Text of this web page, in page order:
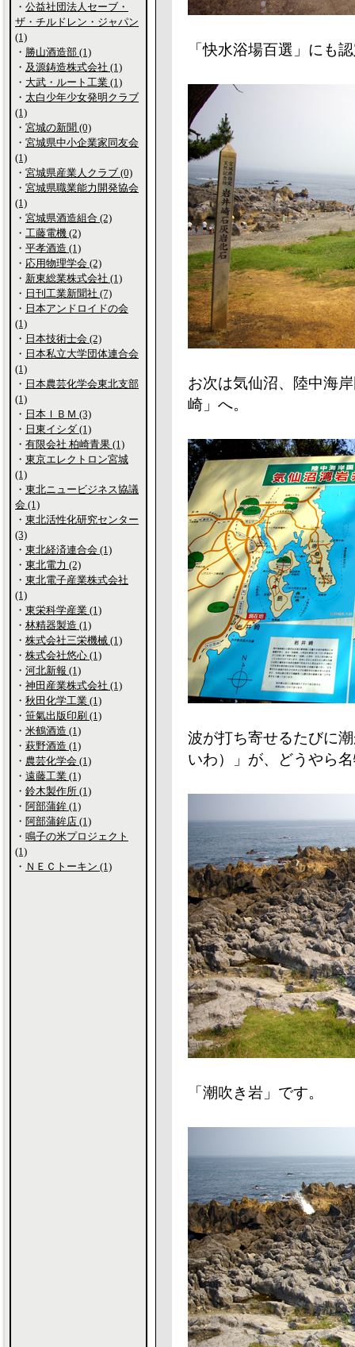
「快水浴場百選」にも
お次は気仙沼、陸中海
崎」へ。
波が打ち寄せるたびに
いわ）」が、どうやら
「潮吹き岩」です。
・ 公益社団法人セーブ・
ザ・チルドレン・ジャパン
(1)
・ 勝山酒造部 (1)
・ 及源鋳造株式会社 (1)
・ 大武・ルート工業 (1)
・ 太白少年少女発明クラブ
(1)
・ 宮城の新聞 (0)
・ 宮城県中小企業家同友会
(1)
・ 宮城県産業人クラブ (0)
・ 宮城県職業能力開発協会
(1)
・ 宮城県酒造組合 (2)
・ 工藤電機 (2)
・ 平孝酒造 (1)
・ 応用物理学会 (2)
・ 新東総業株式会社 (1)
・ 日刊工業新聞社 (7)
・ 日本アンドロイドの会
(1)
・ 日本技術士会 (2)
・ 日本私立大学団体連合会
(1)
・ 日本農芸化学会東北支部
(1)
・ 日本ＩＢＭ (3)
・ 日東イシダ (1)
・ 有限会社 柏崎青果 (1)
・ 東京エレクトロン宮城
(1)
・ 東北ニュービジネス協議
会 (1)
・ 東北活性化研究センター
(3)
・ 東北経済連合会 (1)
・ 東北電力 (2)
・ 東北電子産業株式会社
(1)
・ 東栄科学産業 (1)
・ 林精器製造 (1)
・ 株式会社三栄機械 (1)
・ 株式会社悠心 (1)
・ 河北新報 (1)
・ 神田産業株式会社 (1)
・ 秋田化学工業 (1)
・ 笹氣出版印刷 (1)
・ 米鶴酒造 (1)
・ 萩野酒造 (1)
・ 農芸化学会 (1)
・ 遠藤工業 (1)
・ 鈴木製作所 (1)
・ 阿部蒲鉾 (1)
・ 阿部蒲鉾店 (1)
・ 鳴子の米プロジェクト
(1)
・ ＮＥＣトーキン (1)